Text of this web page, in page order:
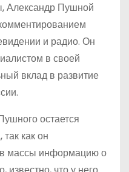
Александр Пушной
и радио. Он
в своей
вклад в развитие
остается
как он
в массы информацию о